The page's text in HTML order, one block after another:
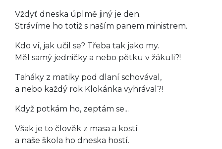
Vždyť dneska úplmě jiný je den.
Strávíme ho totiž s naším panem ministrem.
Kdo ví, jak učil se? Třeba tak jako my.
Měl samý jedničky a nebo pětku v žákuli?!
Taháky z matiky pod dlaní schovával,
a nebo každý rok Klokánka vyhrával?!
Když potkám ho, zeptám se...
Však je to člověk z masa a kostí
a naše škola ho dneska hostí.